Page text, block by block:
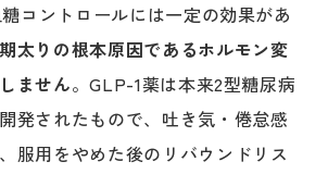
コントロールには一定の効果があ
太りの根本原因であるホルモン変
ません。GLP-1薬は本来2型糖尿病
発されたもので、吐き気・倦怠感
服用をやめた後のリバウンドリス